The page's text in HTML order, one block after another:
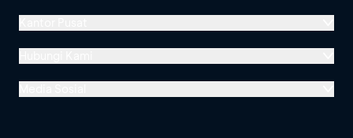
Menara BCA, Grand Indonesia
Jl. MH Thamrin No. 1